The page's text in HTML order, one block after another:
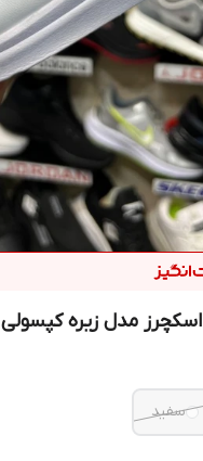
مدل زیره کپسولی
سفید